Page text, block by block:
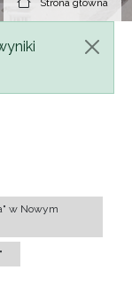
Strona główna
w Nowym